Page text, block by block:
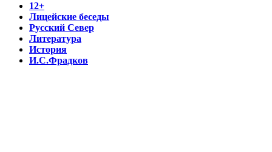
12+
Лицейские беседы
Русский Север
Литература
История
И.С.Фрадков